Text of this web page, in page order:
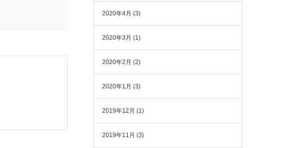
2020年4月 (3)
2020年3月 (1)
2020年2月 (2)
2020年1月 (3)
2019年12月 (1)
2019年11月 (3)